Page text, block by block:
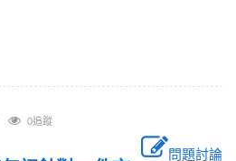
0追蹤
問題討論